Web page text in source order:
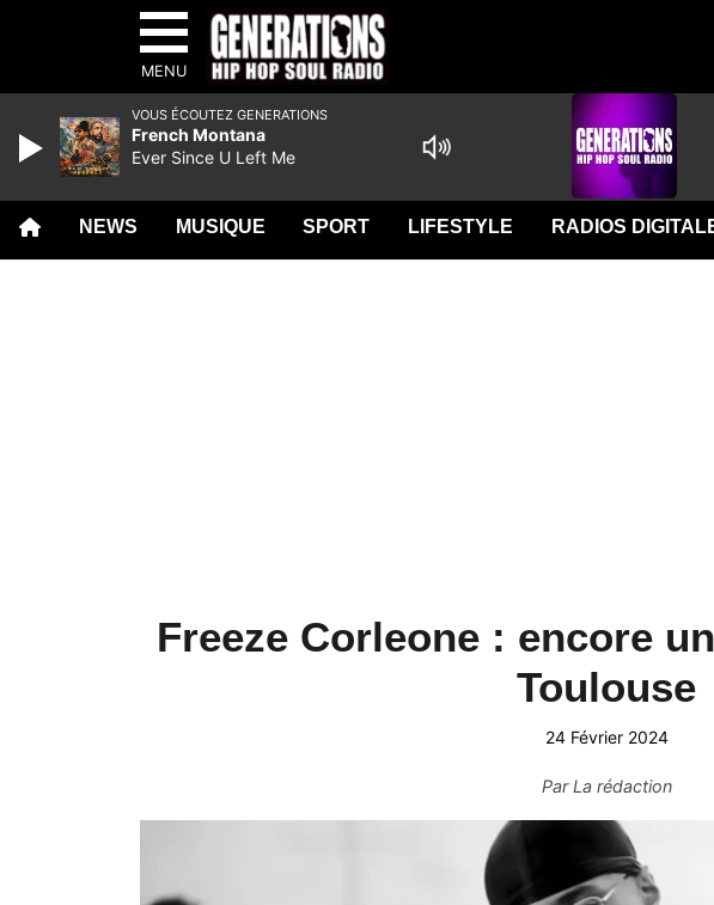
MENU
NEWS MUSIQUE SPORT LIFESTYLE RADIOS
Freeze Corleone : encore
Toulouse
24 Février 2024
ParLa rédaction
VOUS ÉCOUTEZ GENERATIONS
French Montana
Ever Since U Left Me